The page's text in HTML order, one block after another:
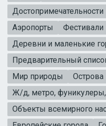
Достопримечательности
Аэропорты
Фестивали
Деревни и маленькие
Предварительный
Мир природы
Острова
Ж/д, метро, фуникулеры,
Объекты всемирного